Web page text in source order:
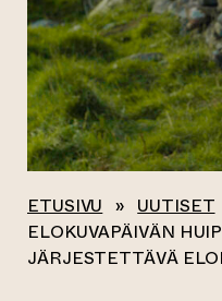
ETUSIVU » UUTISET
ELOKUVAPÄIVÄN
JÄRJESTETTÄVÄ